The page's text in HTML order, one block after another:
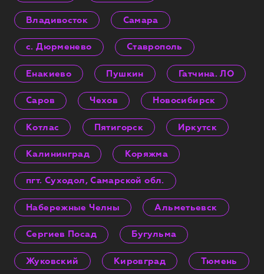
Владивосток Самара
с. Дюрменево Ставрополь
Енакиево Пушкин Гатчина. ЛО
Саров Чехов Новосибирск
Котлас Пятигорск Иркутск
Калининград Коряжма
пгт. Суходол, Самарской обл.
Набережные Челны Альметьевск
Сергиев Посад Бугульма
Жуковский Кировград Тюмень